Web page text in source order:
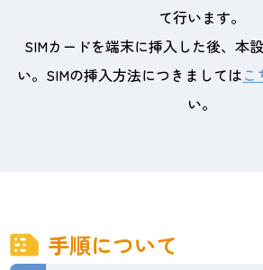
て行います。
SIMカードを端末に挿入した後、本
い。SIMの挿入方法につきましてはこ
い。
手順について